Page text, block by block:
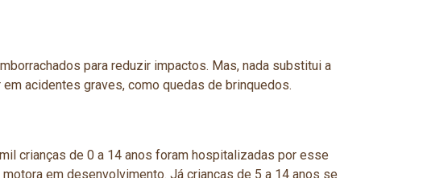
para reduzir impactos. Mas, nada substitui a
acidentes graves, como quedas de brinquedos.
crianças de 0 a 14 anos foram hospitalizadas por esse
em desenvolvimento. Já crianças de 5 a 14 anos se